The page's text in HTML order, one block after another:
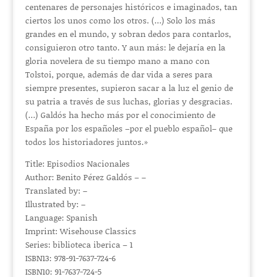
centenares de personajes históricos e imaginados, tan
ciertos los unos como los otros. (…) Solo los más
grandes en el mundo, y sobran dedos para contarlos,
consiguieron otro tanto. Y aun más: le dejaría en la
gloria novelera de su tiempo mano a mano con
Tolstoi, porque, además de dar vida a seres para
siempre presentes, supieron sacar a la luz el genio de
su patria a través de sus luchas, glorias y desgracias.
(…) Galdós ha hecho más por el conocimiento de
España por los españoles –por el pueblo español– que
todos los historiadores juntos.»
Title: Episodios Nacionales
Author: Benito Pérez Galdós – –
Translated by: –
Illustrated by: –
Language: Spanish
Imprint: Wisehouse Classics
Series: biblioteca iberica – 1
ISBN13: 978-91-7637-724-6
ISBN10: 91-7637-724-5